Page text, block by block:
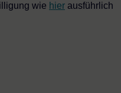
wie hier ausführlich